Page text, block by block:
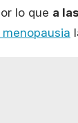
lo que a